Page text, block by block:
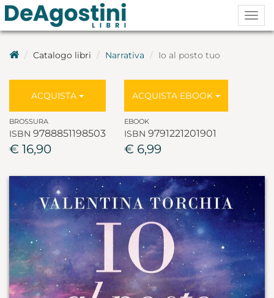
Catalogo libri Narrativa Io al posto tuo
ACQUISTA
BROSSURA
ISBN 9788851198503
€ 16,90
ACQUISTA EBOOK
EBOOK
ISBN 9791221201901
€ 6,99